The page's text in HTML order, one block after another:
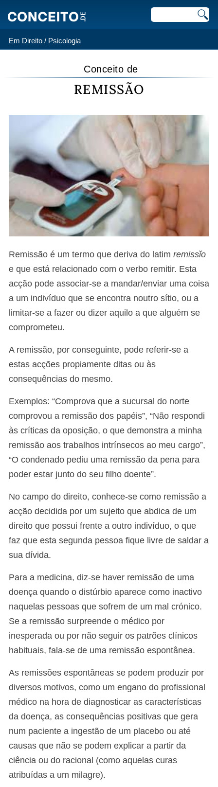
Em Direito / Psicologia
Conceito de
REMISSÃO
Remissão é um termo que deriva do latim remissĭo
e que está relacionado com o verbo remitir. Esta
acção pode associar-se a mandar/enviar uma coisa
a um indivíduo que se encontra noutro sítio, ou a
limitar-se a fazer ou dizer aquilo a que alguém se
comprometeu.
A remissão, por conseguinte, pode referir-se a
estas acções propiamente ditas ou às
consequências do mesmo.
Exemplos: “Comprova que a sucursal do norte
comprovou a remissão dos papéis”, “Não respondi
às críticas da oposição, o que demonstra a minha
remissão aos trabalhos intrínsecos ao meu cargo”,
“O condenado pediu uma remissão da pena para
poder estar junto do seu filho doente”.
No campo do direito, conhece-se como remissão a
acção decidida por um sujeito que abdica de um
direito que possui frente a outro indivíduo, o que
faz que esta segunda pessoa fique livre de saldar a
sua dívida.
Para a medicina, diz-se haver remissão de uma
doença quando o distúrbio aparece como inactivo
naquelas pessoas que sofrem de um mal crónico.
Se a remissão surpreende o médico por
inesperada ou por não seguir os patrões clínicos
habituais, fala-se de uma remissão espontânea.
As remissões espontâneas se podem produzir por
diversos motivos, como um engano do profissional
médico na hora de diagnosticar as características
da doença, as consequências positivas que gera
num paciente a ingestão de um placebo ou até
causas que não se podem explicar a partir da
ciência ou do racional (como aquelas curas
atribuídas a um milagre).